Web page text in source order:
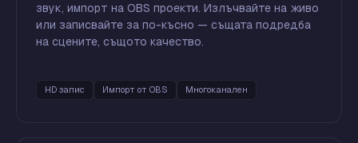
звук, импорт на OBS проекти. Излъчвайте на живо
или записвайте за по-късно — същата подредба
на сцените, същото качество.
HD запис Импорт от OBS Многоканален